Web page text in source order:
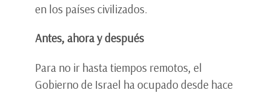
en los países civilizados.
Antes, ahora y después
Para no ir hasta tiempos remotos, el
Gobierno de Israel ha ocupado desde hace